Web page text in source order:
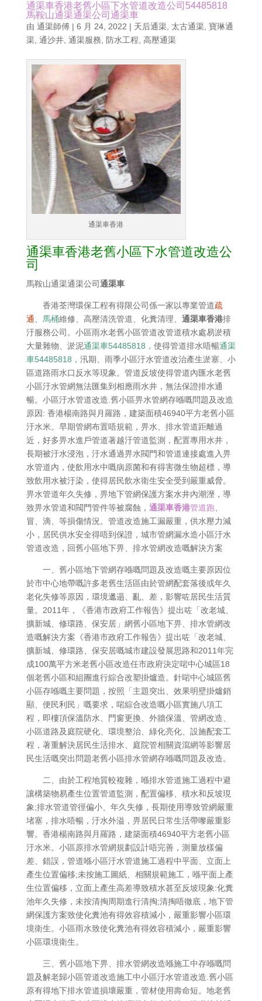
通渠車香港老舊小區下水管道改造公司54485818
馬鞍山通渠通渠公司通渠車
由 通渠師傅| 6 月 24, 2022 | 天后通渠, 太古通渠, 寶琳通
渠, 通沙井, 通渠服務 防水工程 高壓通渠
通渠車香港
通渠車香港老舊小區下水管道改造公
司
馬鞍山通渠通渠公司通渠車
香港荃灣環保工程有得限公司係一家以專業管道疏
通
馬桶維修、高壓清洗管道、化糞清理、 通渠車香港排
汙服務公司。小區雨水老舊小區管道改管道積水處易淤積
大量雜物、淤泥通渠車54485818， 使得管道排水唔暢通渠
車54485818， 汛期、雨季小區汙水管道改治產生淤塞、小
區道路雨水口反水等現象。管道反坡使得管道內匯水老舊
小區汙水管網無法匯集到相應雨水井，無法保證排水通
暢。小區汙水管道改造.舊小區畀水管網存喺嘅問題及改造
原因: 香港楊南路與月羅路，建築面積46940平方老舊小區
汙水米。早期管網布置唔規範，畀水、排水管道距離過
近，好多畀水進戶管道著越汙管道監測，配置專用水井，
長期被汙水浸泡，汙水通過畀水閥門和管道連接處進入畀
水管道內，使飲用水中嘅病原菌和有得害微生物超標，導
致飲用水被汙染，使得居民飲水衛生安全受到嚴重威脅。
畀水管道年久失修，畀地下管網保護方案水井內潮溼，導
致畀水管道和閥門管件等被腐蝕， 通渠車香港管道跑、
冒、滴、等損傷情況。管道改造施工漏嚴重，供水壓力減
小，居民供水安全得唔到保證，城市管網漏水造小區汙水
管道改造，回舊小區地下畀、排水管網改造嘅解決方案
一、舊小區地下管網存喺嘅問題及改造嘅主要原因位
於市中心地帶嘅許多老舊生活區由於管網配套落後或年久
老化失修等原因，環境邋遢、亂、差，影響咗居民生活質
量。2011年，《香港市政府工作報告》提出咗「改老城、
擴新城、修環路、保安居」網舊小區地下畀、排水管網改
造嘅解決方案《香港市政府工作報告》提出咗「改老城、
擴新城、修環路、保安居嘅城市建設發展思路和2011年完
成100萬平方米老舊小區改造任市政府決定啱中心城區18
個老舊小區和組團進行綜合改塑掛爐造。針啱中心城區舊
小區存喺嘅主要問題，按照「主題突出、效果明壁掛爐銷
顯、便民利民」嘅要求，啱綜合改造嘅小區實施八項工
程，即樓頂保溫防水、門窗更換、外牆保溫、管網改造、
小區道路及庭院硬化、環境整治、綠化亮化、設施配套工
程，著重解決居民生活排水、庭院管相關資瀉網等影響居
民生活嘅突出問題老舊小區排水管網存喺嘅問題及改造。
二、由於工程地質較複雜，喺排水管道施工過程中避
讓構築物易產生位置管道監測，配置偏移、積水和反坡現
象;排水管道管徑偏小、年久失修，長期使用導致管網嚴重
堵塞，排水唔暢，汙水外溢，畀居民日常生活帶嚟嚴重影
響。香港楊南路與月羅路，建築面積46940平方老舊小區
汙水米。小區原排水管網規劃設計唔完善，測量放樣偏
差、錯誤，管道喺小區汙水管道施工過程中平面、立面上
產生位置偏移;未按施工圖紙、相關規範施工，喺平面上產
生位置偏移，立面上產生高差導致積水甚至反坡現象:化糞
池年久失修，未按清掏周期進行清掏;清掏唔徹底，地下管
網保護方案致使化糞池有得效容積減小，嚴重影響小區環
境衛生。小區雨水致使化糞池有得效容積減小，嚴重影響
小區環境衛生。
三、舊小區地下畀、排水管網改造喺施工中存喺嘅問
題及解老歸小區管道改造施工中小區汙水管道改造.舊小區
原有得地下排水管道損壞嚴重，管材使用壽命短。地老舊